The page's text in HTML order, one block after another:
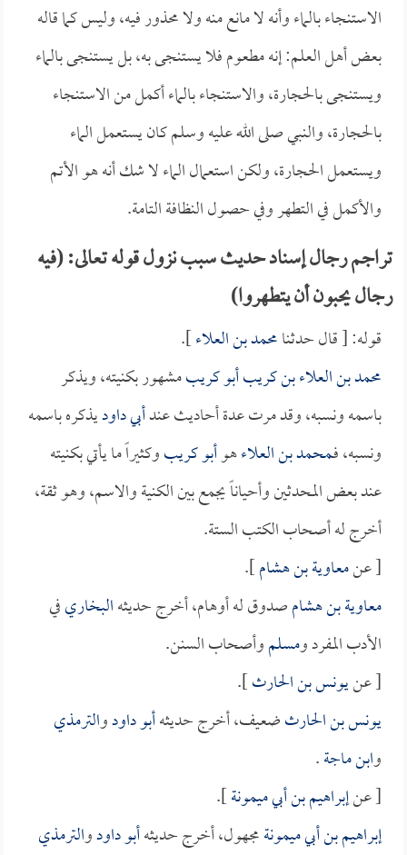
الاستنجاء بالماء وأنه لا مانع منه ولا محذور فيه، وليس كما قاله
بعض أهل العلم: إنه مطعوم فلا يستنجى به، بل يستنجى بالماء
ويستنجى بالحجارة، والاستنجاء بالماء أكمل من الاستنجاء
بالحجارة، والنبي صلى الله عليه وسلم كان يستعمل الماء
ويستعمل الحجارة، ولكن استعمال الماء لا شك أنه هو الأتم
والأكمل في التطهر وفي حصول النظافة التامة.
تراجم رجال إسناد حديث سبب نزول قوله تعالى: (فيه
رجال يحبون أن يتطهروا)
قوله: [ قال حدثنامحمد بن العلاء].
محمد بن العلاء بن كريب أبو كريبمشهور بكنيته، ويذكر
باسمه ونسبه، وقد مرت عدة أحاديث عندأبي داوديذكره باسمه
ونسبه، فـمحمد بن العلاءهوأبو كريبوكثيراً ما يأتي بكنيته
عند بعض المحدثين وأحياناً يجمع بين الكنية والاسم، وهو ثقة،
أخرج له أصحاب الكتب الستة.
[ عنمعاوية بن هشام].
معاوية بن هشامصدوق له أوهام، أخرج حديثهالبخاريفي
الأدب المفرد ومسلموأصحاب السنن.
[ عنيونس بن الحارث].
يونس بن الحارثضعيف، أخرج حديثهأبو داودوالترمذي
وابن ماجة.
[ عنإبراهيم بن أبي ميمونة].
إبراهيم بن أبي ميمونةمجهول، أخرج حديثهأبو داودوالترمذي